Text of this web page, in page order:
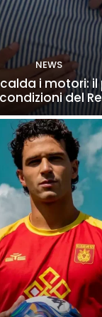
NEWS
i motori: il
condizioni del Re